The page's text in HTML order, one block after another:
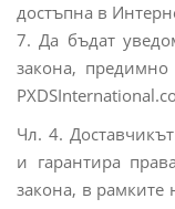
достъпна в
7. Да бъдат
закона,
Чл. 4.
и гарантира
закона, в рамките